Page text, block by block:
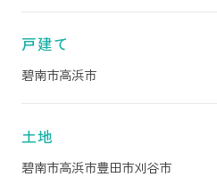
戸建て
碧南市高浜市
土地
碧南市高浜市豊田市刈谷市